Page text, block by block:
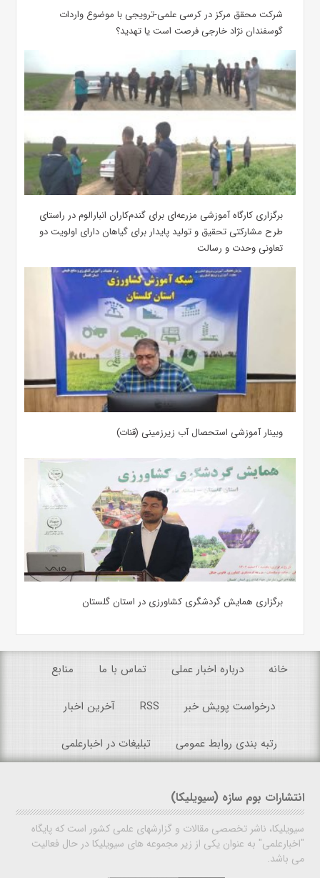
شرکت محقق مرکز در کرسی علمی-ترویجی با موضوع واردات
گوسفندان نژاد خارجی فرصت است یا تهدید؟
برگزاری کارگاه آموزشی مزرعه‌ای برای گندم‌کاران انبارالوم در راستای
طرح مشارکتی تحقیق و تولید پایدار برای گیاهان دارای اولویت دو
تعاونی وحدت و رسالت
وبینار آموزشی استحصال آب زیرزمینی (قنات)
برگزاری همایش گردشگری کشاورزی در استان گلستان
خانه درباره اخبار عملی تماس با ما منابع
درخواست پویش خبر RSS آخرین اخبار
رتبه بندی روابط عمومی تبلیغات در اخبارعلمی
انتشارات بوم سازه (سیویلیکا)
سیویلیکا، ناشر تخصصی مقالات و گزارشهای علمی کشور است که پایگاه
"اخبارعلمی" به عنوان یکی از زیر مجموعه های سیویلیکا در حال فعالیت
می باشد.